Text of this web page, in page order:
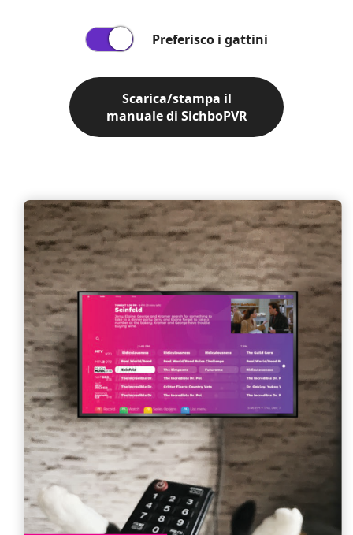
Preferisco i gattini
Scarica/stampa il
manuale di SichboPVR